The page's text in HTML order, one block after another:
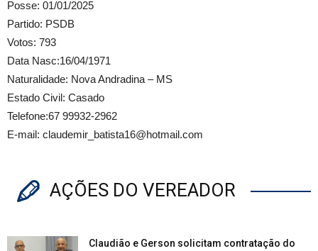
Posse: 01/01/2025
Partido: PSDB
Votos: 793
Data Nasc:16/04/1971
Naturalidade: Nova Andradina – MS
Estado Civil: Casado
Telefone:67 99932-2962
E-mail: claudemir_batista16@hotmail.com
AÇÕES DO VEREADOR
Claudião e Gerson solicitam contratação do